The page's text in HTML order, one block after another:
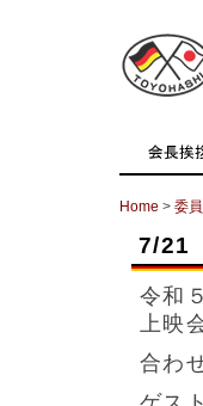
Home > 委
7/21
令和
上映
合わ